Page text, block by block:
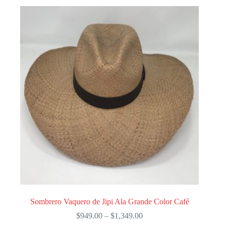
variantes.
opciones
se
pueden
elegir
en
la
producto
Sombrero Vaquero de Jipi Ala Grande Color Café
$949.00 – $1,349.00Price